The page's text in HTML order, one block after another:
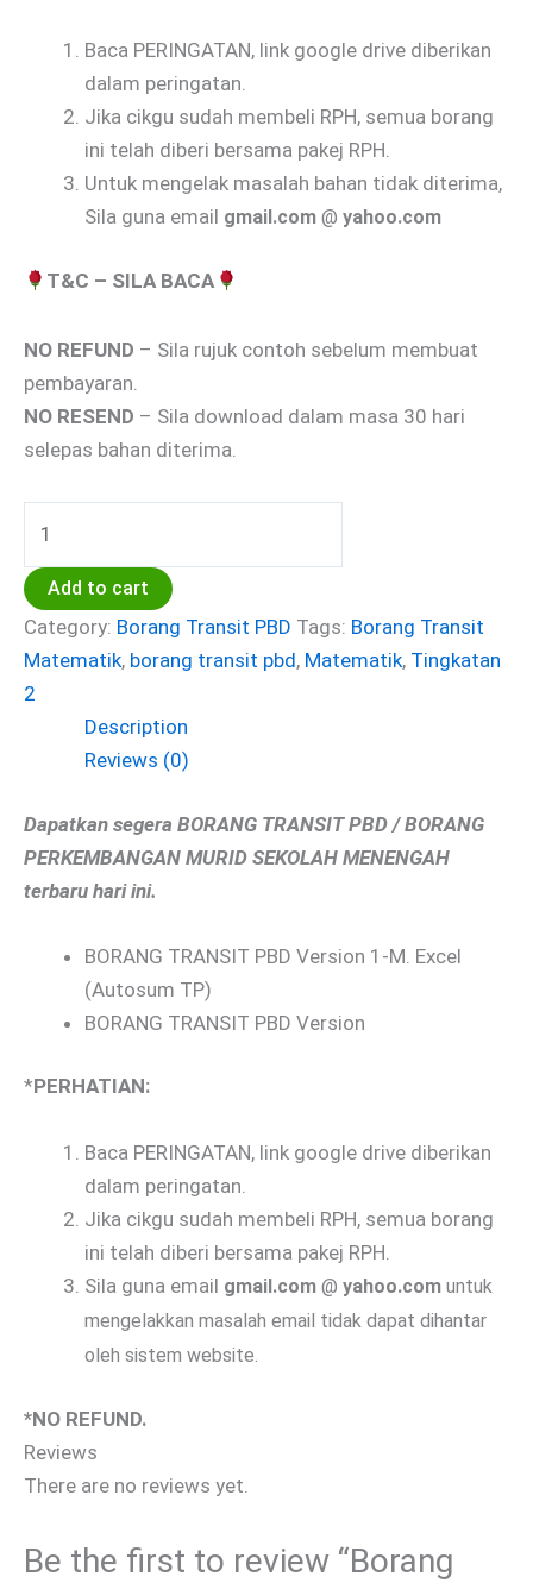
Baca PERINGATAN, link google drive diberikan
dalam peringatan.
Jika cikgu sudah membeli RPH, semua borang
ini telah diberi bersama pakej RPH.
Untuk mengelak masalah bahan tidak diterima,
Sila guna email gmail.com @ yahoo.com
T&C – SILA BACA
NO REFUND – Sila rujuk contoh sebelum membuat
pembayaran.
NO RESEND – Sila download dalam masa 30 hari
selepas bahan diterima.
Add to cart
Category: Borang Transit PBD Tags: Borang Transit
Matematik, borang transit pbd, Matematik, Tingkatan
2
Description
Reviews (0)
Dapatkan segera BORANG TRANSIT PBD / BORANG
PERKEMBANGAN MURID SEKOLAH MENENGAH
terbaru hari ini.
BORANG TRANSIT PBD Version 1-M. Excel
(Autosum TP)
BORANG TRANSIT PBD Version
*PERHATIAN:
Baca PERINGATAN, link google drive diberikan
dalam peringatan.
Jika cikgu sudah membeli RPH, semua borang
ini telah diberi bersama pakej RPH.
Sila guna email gmail.com @ yahoo.com untuk
mengelakkan masalah email tidak dapat dihantar
oleh sistem website.
*NO REFUND.
Reviews
There are no reviews yet.
Be the first to review “Borang